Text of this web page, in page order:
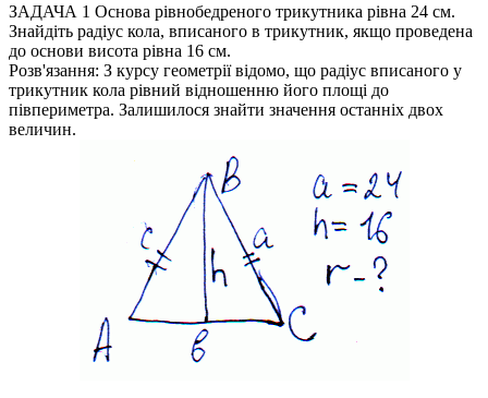
ЗАДАЧА 1 Основа рівнобедреного трикутника рівна 24 см.
Знайдіть радіус кола, вписаного в трикутник, якщо проведена
до основи висота рівна 16 см.
Розв'язання: З курсу геометрії відомо, що радіус вписаного у
трикутник кола рівний відношенню його площі до
півпериметра. Залишилося знайти значення останніх двох
величин.